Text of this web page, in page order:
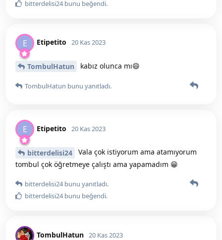
bitterdelisi24bunu beğendi.
E Etipetito 20 Kas 2023
TombulHatun kabız olunca mı😄
TombulHatun bunu yanıtladı.
E Etipetito 20 Kas 2023
bitterdelisi24
Vala çok istiyorum ama atamıyorum
tombul çok öğretmeye çalıştı ama yapamadım 😁
bitterdelisi24bunu yanıtladı.
bitterdelisi24bunu beğendi.
TombulHatun 20 Kas 2023